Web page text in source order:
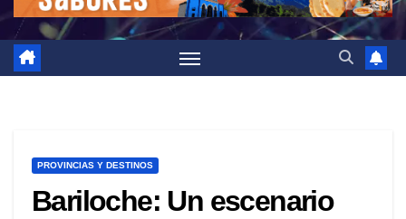
PROVINCIAS Y DESTINOS
Bariloche: Un escenario